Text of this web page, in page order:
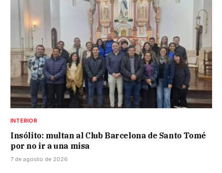
INTERIOR
Insólito: multan al Club Barcelona de Santo Tomé
por no ir a una misa
7 de agosto de 2026